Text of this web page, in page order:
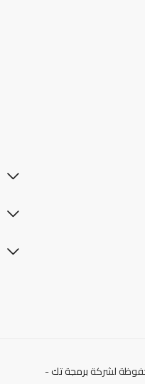
برمجة تك-